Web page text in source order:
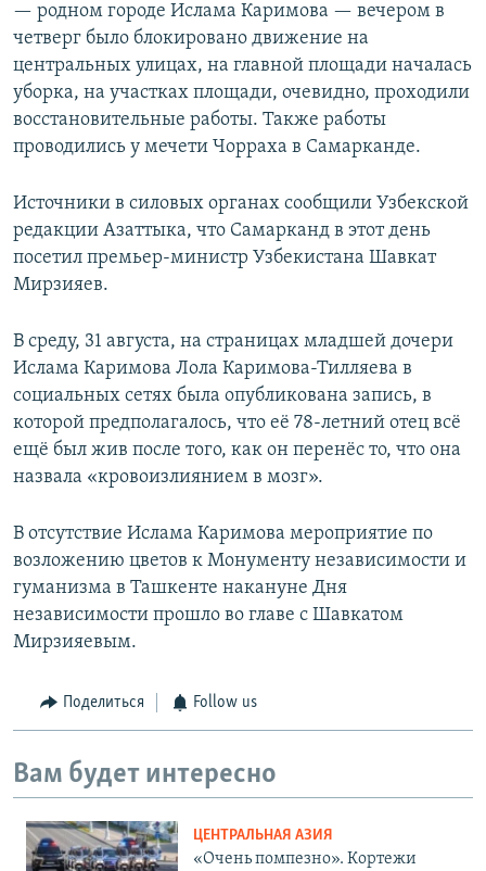
— родном городе Ислама Каримова — вечером в
четверг было блокировано движение на
центральных улицах, на главной площади началась
уборка, на участках площади, очевидно, проходили
восстановительные работы. Также работы
проводились у мечети Чорраха в Самарканде.
Источники в силовых органах сообщили Узбекской
редакции Азаттыка, что Самарканд в этот день
посетил премьер-министр Узбекистана Шавкат
Мирзияев.
В среду, 31 августа, на страницах младшей дочери
Ислама Каримова Лола Каримова-Тилляева в
социальных сетях была опубликована запись, в
которой предполагалось, что её 78-летний отец всё
ещё был жив после того, как он перенёс то, что она
назвала «кровоизлиянием в мозг».
В отсутствие Ислама Каримова мероприятие по
возложению цветов к Монументу независимости и
гуманизма в Ташкенте накануне Дня
независимости прошло во главе с Шавкатом
Мирзияевым.
Поделиться Follow us
Вам будет интересно
ЦЕНТРАЛЬНАЯ АЗИЯ
«Очень помпезно». Кортежи